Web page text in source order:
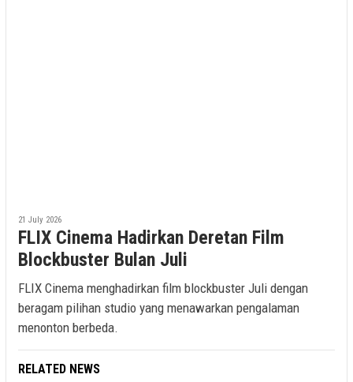
21 July 2026
FLIX Cinema Hadirkan Deretan Film
Blockbuster Bulan Juli
FLIX Cinema menghadirkan film blockbuster Juli dengan
beragam pilihan studio yang menawarkan pengalaman
menonton berbeda.
RELATED NEWS